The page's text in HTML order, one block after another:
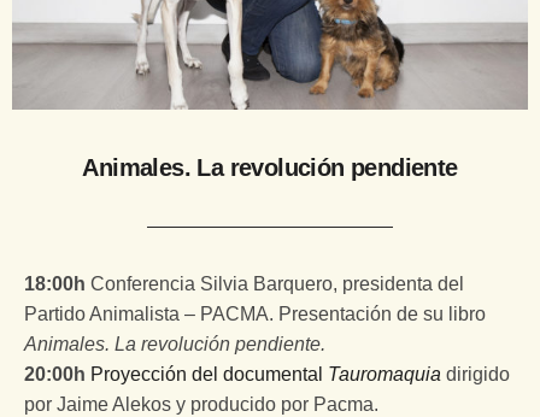
Animales. La revolución pendiente
18:00h Conferencia Silvia Barquero, presidenta del
Partido Animalista – PACMA. Presentación de su libro
Animales. La revolución pendiente.
20:00h Proyección del documental Tauromaquia dirigido
por Jaime Alekos y producido por Pacma.